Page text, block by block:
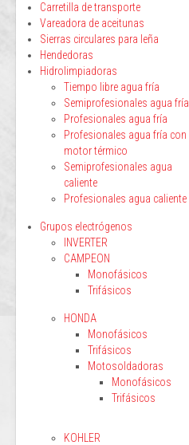
Carretilla de transporte
Vareadora de aceitunas
Sierras circulares para leña
Hendedoras
Hidrolimpiadoras
Tiempo libre agua fría
Semiprofesionales agua fría
Profesionales agua fría
Profesionales agua fría con
motor térmico
Semiprofesionales agua
caliente
Profesionales agua caliente
Grupos electrógenos
INVERTER
CAMPEON
Monofásicos
Trifásicos
HONDA
Monofásicos
Trifásicos
Motosoldadoras
Monofásicos
Trifásicos
KOHLER